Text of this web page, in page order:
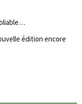
édition encore